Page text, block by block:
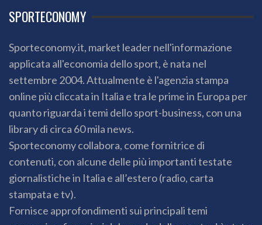
SPORTECONOMY
Sporteconomy.it, market leader nell'informazione
applicata all'economia dello sport, è nata nel
settembre 2004. Attualmente è l'agenzia stampa
online più cliccata in Italia e tra le prime in Europa per
quanto riguarda i temi dello sport-business, con una
library di circa 60 mila news.
Sporteconomy collabora, come fornitrice di
contenuti, con alcune delle più importanti testate
giornalistiche in Italia e all’estero (radio, carta
stampata e tv).
Fornisce approfondimenti sui principali temi